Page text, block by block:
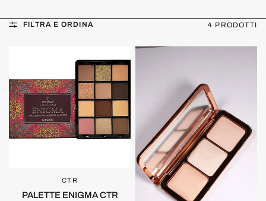
FILTRA E ORDINA 4 PRODOTTI
OCCHIATA VELOCE
CTR
PALETTE ENIGMA CTR